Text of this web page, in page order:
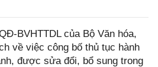
BVHTTDL của Bộ Văn hóa,
về việc công bố thủ tục hành
được sửa đổi, bổ sung trong